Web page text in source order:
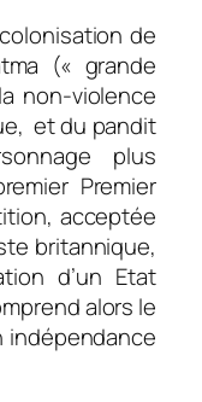
de
(« grande
non-violence
et du pandit
plus
Premier
acceptée
britannique,
d’un Etat
alors le
indépendance